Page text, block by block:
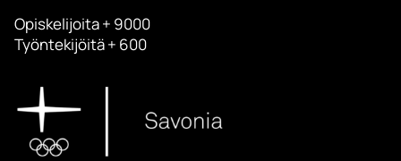
Opiskelijoita + 9000
Työntekijöitä + 600